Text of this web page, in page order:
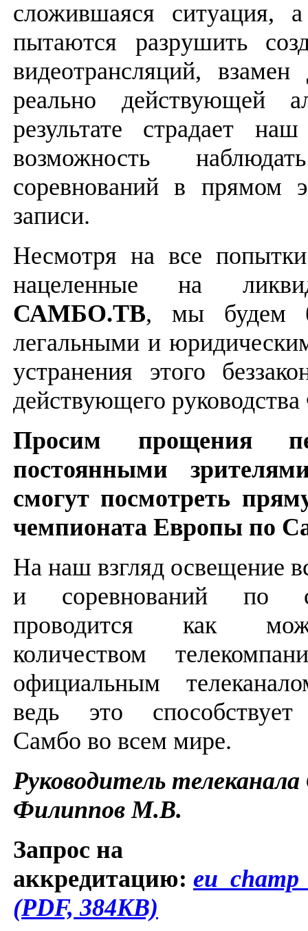
сложившаяся ситуация,
пытаются разрушить
видеотрансляций,
реально действующей
результате страдает
возможность
соревнований в прямом
записи.
Несмотря на все
нацеленные на
САМБО.ТВ, мы будем
легальными и
устранения этого
действующего
Просим прощения
постоянными
смогут посмотреть
чемпионата Европы по
На наш взгляд освещение
и соревнований по
проводится как
количеством
официальным
ведь это способствует
Самбо во всем мире.
Руководитель
Филиппов М.В.
Запрос на
аккредитацию:
(PDF, 384KB)